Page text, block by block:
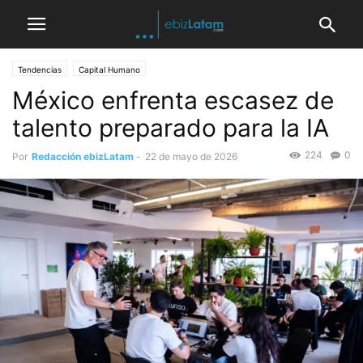
Tendencias Capital Humano
México enfrenta escasez de
talento preparado para la IA
Por Redacción ebizLatam - 22 de mayo de 2026 0
224